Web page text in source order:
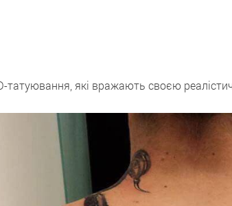
татуювання, які вражають своєю